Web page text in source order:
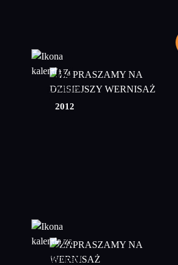
04
grudzień
2012
27
listopad